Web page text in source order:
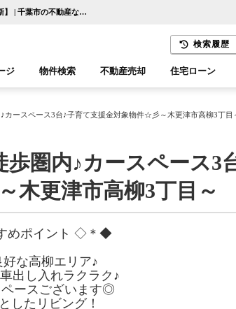
＼完成済み♪／教育施設が徒歩圏内♪カースペース3台♪子育て支援金対象物件☆彡～木更津市高柳3丁目～【更新】 | 千葉市の不動産ならセンチュリー21千葉リアルティー
検索履歴
ジ 物件検索
木更津エリア
不動産売却 住宅ローン
カースペース3台♪子育て支援金対象物件☆彡～木更津市高柳3丁目
圏内♪カースペース3
木更津市高柳3丁目～
めポイント ◇＊◆
な高柳エリア♪
出し入れラクラク♪
ースございます◎
したリビング！